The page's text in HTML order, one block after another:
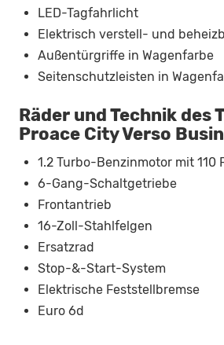
LED-Tagfahrlicht
Elektrisch verstell- und
Außentürgriffe in Wagenfarbe
Seitenschutzleisten in
Räder und Technik des
Proace City Verso
1.2 Turbo-Benzinmotor mit 110
6-Gang-Schaltgetriebe
Frontantrieb
16-Zoll-Stahlfelgen
Ersatzrad
Stop-&-Start-System
Elektrische Feststellbremse
Euro 6d